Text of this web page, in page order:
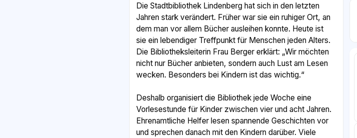
Die Stadtbibliothek Lindenberg hat sich in den letzten
Jahren stark verändert. Früher war sie ein ruhiger Ort, an
dem man vor allem Bücher ausleihen konnte. Heute ist
sie ein lebendiger Treffpunkt für Menschen jeden Alters.
Die Bibliotheksleiterin Frau Berger erklärt: „Wir möchten
nicht nur Bücher anbieten, sondern auch Lust am Lesen
wecken. Besonders bei Kindern ist das wichtig.“
Deshalb organisiert die Bibliothek jede Woche eine
Vorlesestunde für Kinder zwischen vier und acht Jahren.
Ehrenamtliche Helfer lesen spannende Geschichten vor
und sprechen danach mit den Kindern darüber. Viele